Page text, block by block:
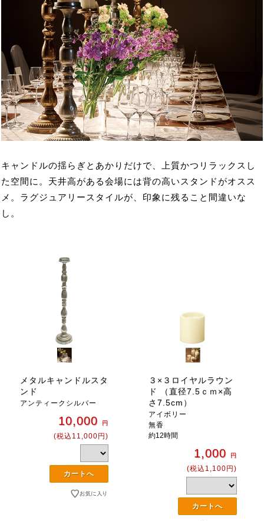
キャンドルの揺らぎとあかりだけで、上質かつリラックスし
た空間に。天井高がある会場には背の高いスタンドがオスス
メ。ラグジュアリースタイルが、印象に残ること間違いな
し。
メタルキャンドルスタ
ンド
アンティークシルバー
10,000 円
(税込11,000円)
３×３ロイヤルラウン
ド （直径7.5ｃｍ×高
さ7.5cm）
アイボリー
無香
約12時間
1,000 円
(税込1,100円)